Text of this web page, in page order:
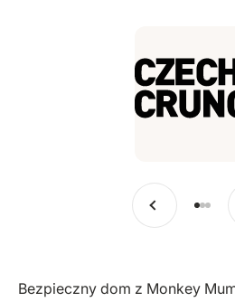
Poprzedni
Bezpieczny dom z Monkey